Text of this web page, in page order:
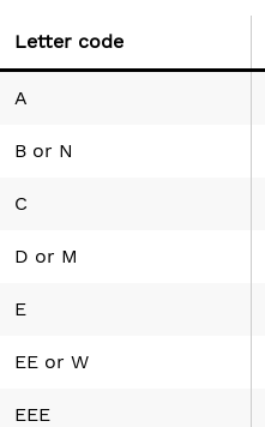
Letter code
A
B or N
C
D or M
E
EE or W
EEE